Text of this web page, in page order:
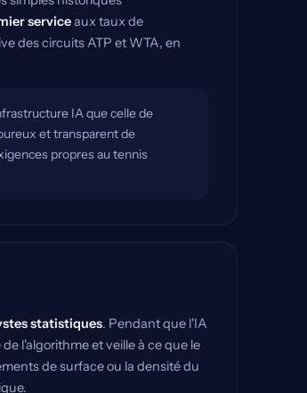
serviceaux taux de
des circuits ATP et WTA, en
IA que celle de
et transparent de
propres au tennis
statistiques. Pendant que l'IA
l'algorithme et veille à ce que le
de surface ou la densité du